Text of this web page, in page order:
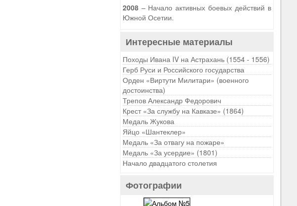
2008– Начало активных боевых действий в
Южной Осетии.
Интересные материалы
Походы Ивана IV на Астрахань (1554 - 1556)
Герб Руси и Российского государства
Орден «Виртути Милитари» (военного
достоинства)
Трепов Александр Федорович
Крест «За службу на Кавказе» (1864)
Медаль Жукова
Яйцо «Шантеклер»
Медаль «За отвагу на пожаре»
Медаль «За усердие» (1801)
Начало двадцатого столетия
Фотографии